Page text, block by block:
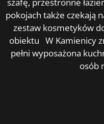
pokojach także czekają
zestaw kosmetyków
obiektu W Kamienicy
pełni wyposażona
osób